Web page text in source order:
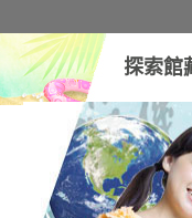
探索館